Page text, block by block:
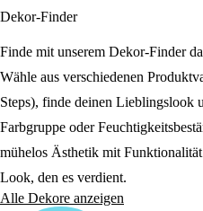
Dekor-Finder
Finde mit unserem Dekor-Finder
Wähle aus verschiedenen
Steps), finde deinen Lieblingslook
Farbgruppe oder
mühelos Ästhetik mit
Look, den es verdient.
Alle Dekore anzeigen